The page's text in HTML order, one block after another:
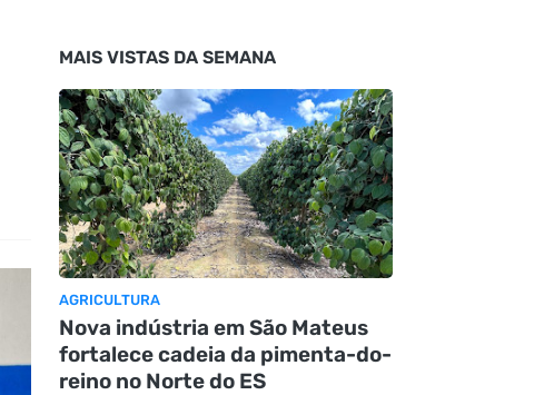
MAIS VISTAS DA SEMANA
AGRICULTURA
Nova indústria em São Mateus
fortalece cadeia da pimenta-do-
reino no Norte do ES